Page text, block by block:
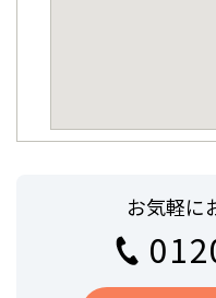
お気軽に